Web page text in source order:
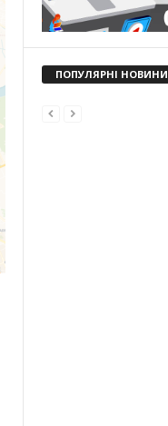
ПОПУЛЯРНІ НОВИНИ